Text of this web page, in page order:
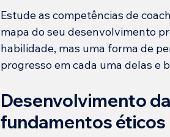
Estude as competências de
mapa do seu desenvolvimento
habilidade, mas uma forma de
progresso em cada uma delas e
Desenvolvimento
fundamentos éticos